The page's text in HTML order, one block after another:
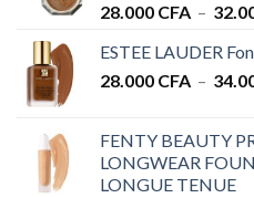
28.000 CFA –
ESTEE LAUDER
28.000 CFA –
FENTY BEAUTY
LONGWEAR
LONGUE TENUE